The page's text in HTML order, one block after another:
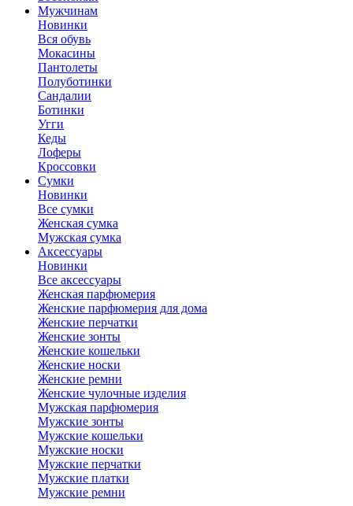
Мужчинам
Новинки
Вся обувь
Мокасины
Пантолеты
Полуботинки
Сандалии
Ботинки
Угги
Кеды
Лоферы
Кроссовки
Сумки
Новинки
Все сумки
Женская сумка
Мужская сумка
Аксессуары
Новинки
Все аксессуары
Женская парфюмерия
Женские парфюмерия для дома
Женские перчатки
Женские зонты
Женские кошельки
Женские носки
Женские ремни
Женские чулочные изделия
Мужская парфюмерия
Мужские зонты
Мужские кошельки
Мужские носки
Мужские перчатки
Мужские платки
Мужские ремни